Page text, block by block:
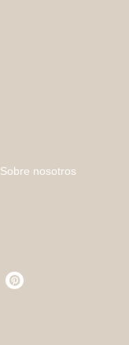
Sobre nosotros